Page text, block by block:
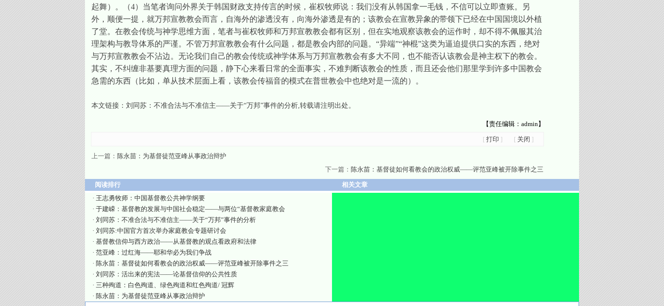
起舞）。（4）当笔者询问外界关于韩国财政支持传言的时候，崔权牧师说：我们没有从韩国拿一毛钱，不信可以立即查账。另
外，顺便一提，就万邦宣教教会而言，自海外的渗透没有，向海外渗透是有的；该教会在宣教异象的带领下已经在中国国境以外植
了堂。在教会传统与神学思维方面，笔者与崔权牧师和万邦宣教教会都有区别，但在实地观察该教会的运作时，却不得不佩服其治
理架构与教导体系的严谨。不管万邦宣教教会有什么问题，都是教会内部的问题。“异端”“神棍”这类为逼迫提供口实的东西，绝对
与万邦宣教教会不沾边。无论我们自己的教会传统或神学体系与万邦宣教教会有多大不同，也不能否认该教会是神主权下的教会。
其实，不纠缠非基要真理方面的问题，静下心来看日常的全面事实，不难判断该教会的性质，而且还会他们那里学到许多中国教会
急需的东西（比如，单从技术层面上看，该教会传福音的模式在普世教会中也绝对是一流的）。
本文链接： 刘同苏：不准合法与不准信主——关于“万邦”事件的分析,转载请注明出处。
【责任编辑：admin】
[ 打印 ] [ 关闭 ]
上一篇： 陈永苗：为基督徒范亚峰从事政治辩护
下一篇： 陈永苗：基督徒如何看教会的政治权威——评范亚峰被开除事件之三
阅读排行
· 王志勇牧师：中国基督教公共神学纲要
· 于建嵘：基督教的发展与中国社会稳定——与两位“基督教家庭教会
· 刘同苏：不准合法与不准信主——关于“万邦”事件的分析
· 刘同苏:中国官方首次举办家庭教会专题研讨会
· 基督教信仰与西方政治——从基督教的观点看政府和法律
· 范亚峰：过红海——耶和华必为我们争战
· 陈永苗：基督徒如何看教会的政治权威——评范亚峰被开除事件之三
· 刘同苏：活出来的宪法——论基督信仰的公共性质
· 三种殉道：白色殉道、绿色殉道和红色殉道/ 冠辉
· 陈永苗：为基督徒范亚峰从事政治辩护
相关文章